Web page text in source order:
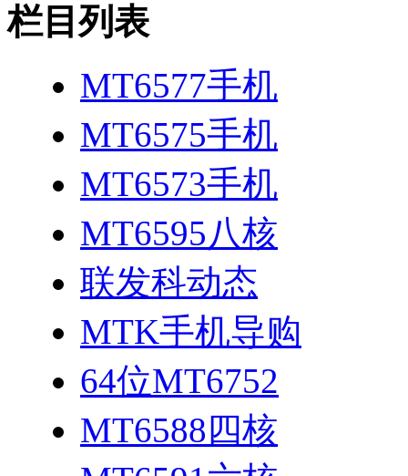
栏目列表
MT6577手机
MT6575手机
MT6573手机
MT6595八核
联发科动态
MTK手机导购
64位MT6752
MT6588四核